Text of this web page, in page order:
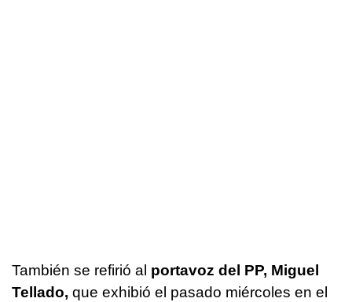
También se refirió al portavoz del PP, Miguel
Tellado, que exhibió el pasado miércoles en el